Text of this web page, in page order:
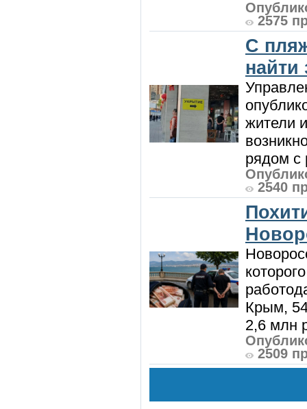
2575
С
жители
рядом с
2540
Крым,
2,6 млн
2509